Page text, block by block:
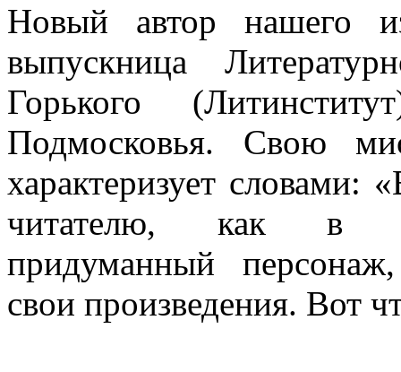
Новый автор нашего
выпускница
Горького
Подмосковья. Свою
характеризует
читателю, как в
придуманный
свои произведения. Вот